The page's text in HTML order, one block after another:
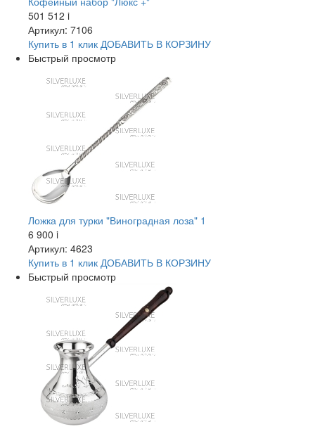
501 512 i
Артикул: 7106
Купить в 1 клик ДОБАВИТЬ В КОРЗИНУ
Быстрый просмотр
Ложка для турки "Виноградная лоза" 1
6 900 i
Артикул: 4623
Купить в 1 клик ДОБАВИТЬ В КОРЗИНУ
Быстрый просмотр